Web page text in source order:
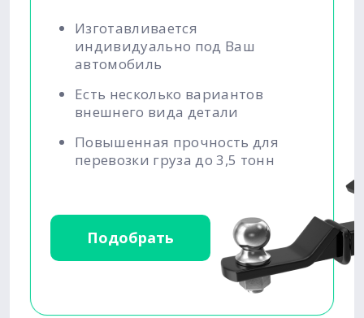
Изготавливается
индивидуально под Ваш
автомобиль
Есть несколько вариантов
внешнего вида детали
Повышенная прочность для
перевозки груза до 3,5 тонн
Подобрать